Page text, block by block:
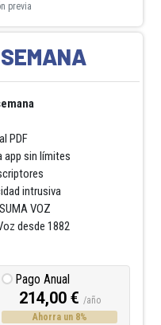
previa
PDF
app sin límites
intrusiva
VOZ
desde 1882
Pago Anual
214,00 € /año
Ahorra un 8%